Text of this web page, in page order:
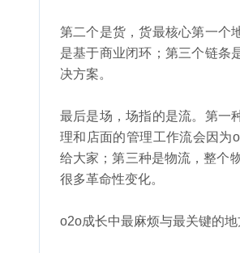
第二个是货，货最核心第一个
是基于商业闭环；第三个链条
决方案。
最后是场，场指的是流。第一
理和店面的管理工作流会因为
给大家；第三种是物流，整个
很多革命性变化。
o2o成长中最麻烦与最关键的